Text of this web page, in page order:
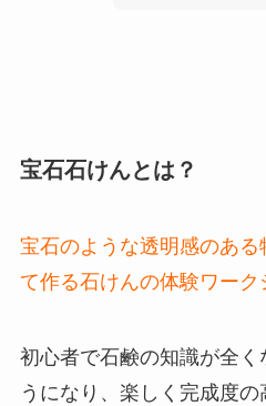
宝石石けんとは？
宝石のような透明感のあ
て作る石けんの体験ワーク
初心者で石鹸の知識が全く
うになり、楽しく完成度